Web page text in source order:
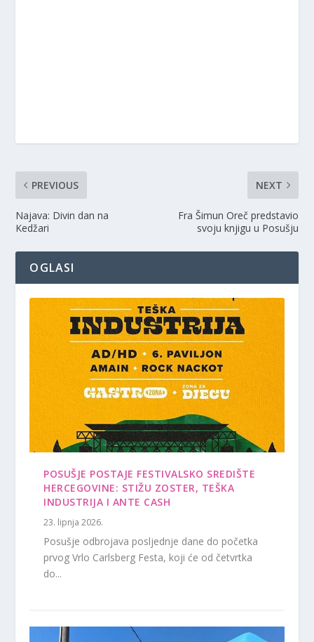
PREVIOUS
Najava: Divin dan na
Kedžari
NEXT
Fra Šimun Oreč predstavio
svoju knjigu u Posušju
OGLASI
POSUŠJE POSTAJE FESTIVALSKO SREDIŠTE
HERCEGOVINE: STIŽU ZOSTER, TEŠKA
INDUSTRIJA I ANTE CASH
23. lipnja 2026.
Posušje odbrojava posljednje dane do početka
prvog Vrlo Carlsberg Festa, koji će od četvrtka
do...